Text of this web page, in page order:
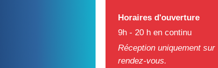
Horaires d'ouverture
9h - 20 h en continu
Réception uniquement sur
rendez-vous.